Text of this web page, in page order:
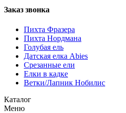
Заказ звонка
Пихта Фразера
Пихта Нордмана
Голубая ель
Датская елка Abies
Срезанные ели
Елки в кадке
Ветки/Лапник Нобилис
Каталог
Меню